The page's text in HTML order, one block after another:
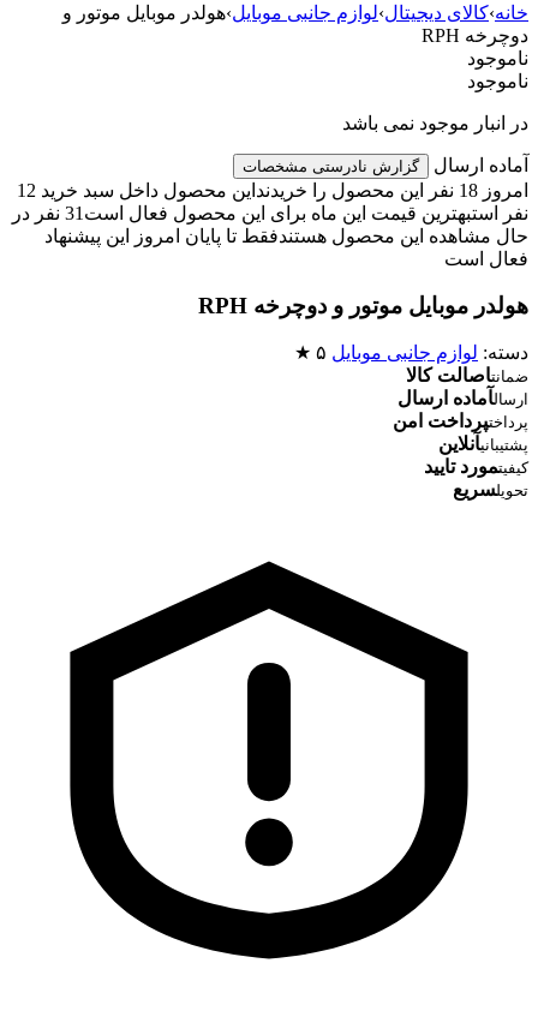
خانه›کالای دیجیتال›لوازم جانبی موبایل›هولدر موبایل موتور و
دوچرخه RPH
ناموجود
ناموجود
در انبار موجود نمی باشد
آماده ارسال گزارش نادرستی مشخصات
امروز 18 نفر این محصول را خریدند
این محصول داخل سبد خرید 12
نفر استبهترین قیمت این ماه برای این محصول فعال است
31 نفر در
حال مشاهده این محصول هستندفقط تا پایان امروز این پیشنهاد
فعال است
هولدر موبایل موتور و دوچرخه RPH
دسته: لوازم جانبی موبایل ۵ ★
ضمانتاصالت کالا
ارسالآماده ارسال
پرداختپرداخت امن
پشتیبانیآنلاین
کیفیتمورد تایید
تحویلسریع